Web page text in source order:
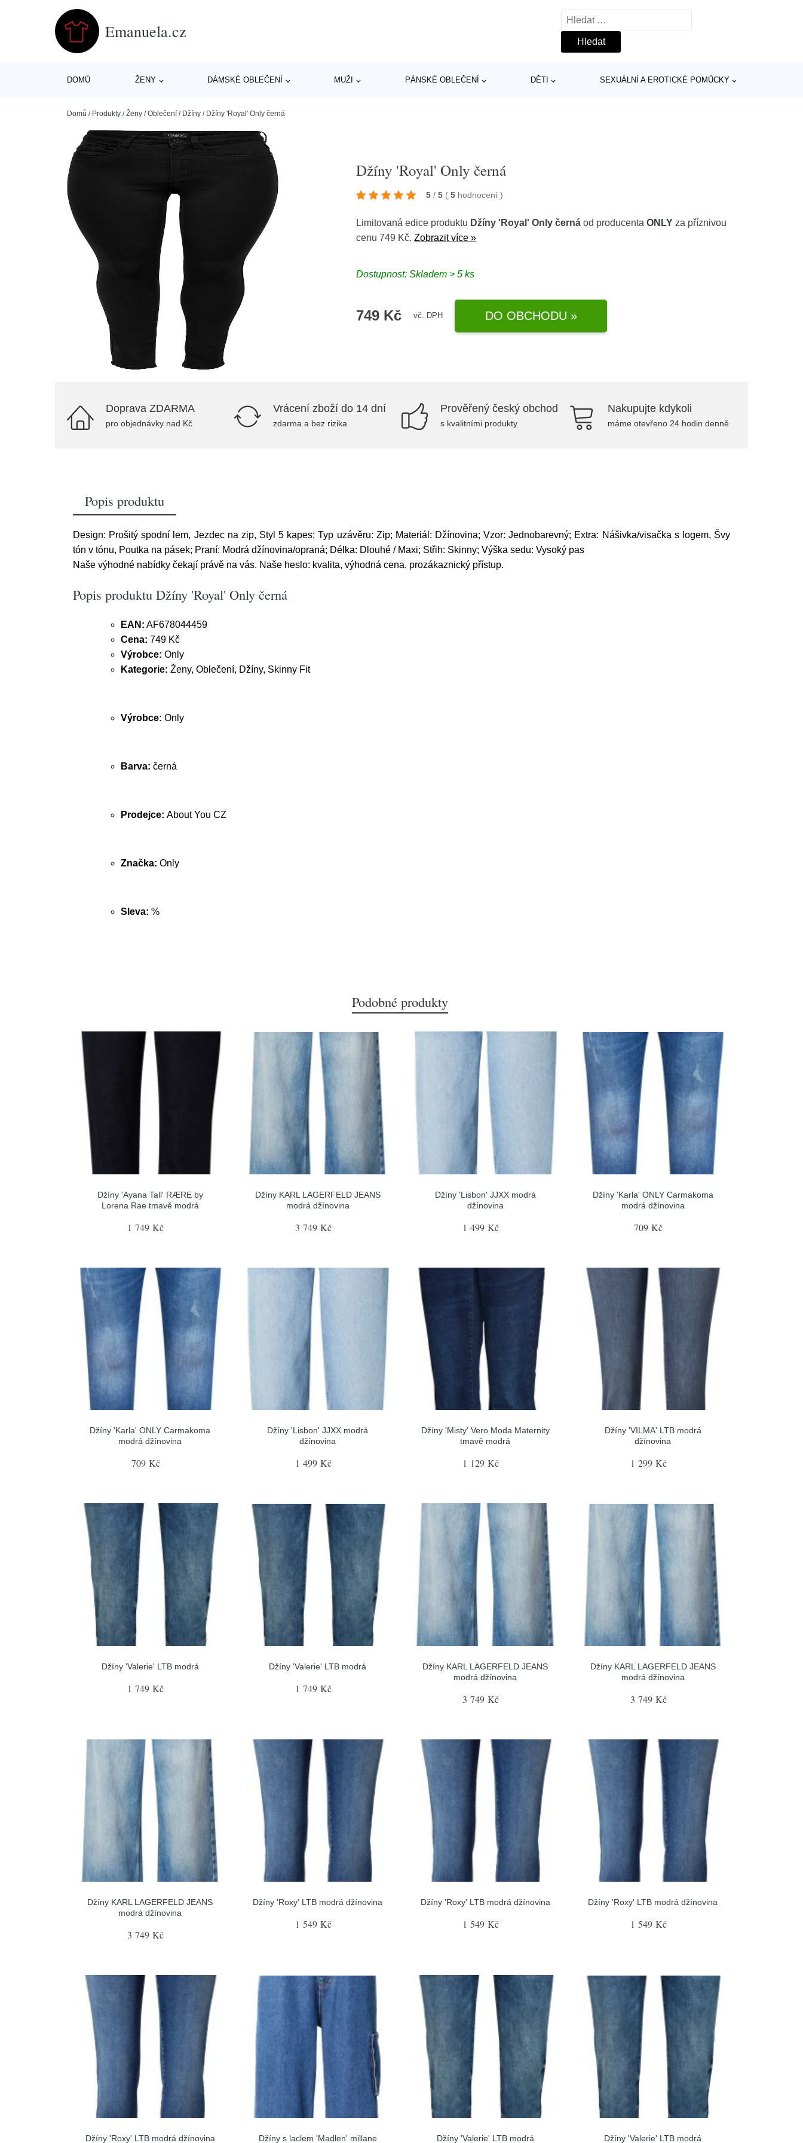
Emanuela.cz
Vyhledávání
DOMŮ ŽENY DÁMSKÉ OBLEČENÍ MUŽI PÁNSKÉ OBLEČENÍ DĚTI SEXUÁLNÍ A EROTICKÉ POMŮCKY
Domů / Produkty /Ženy /Oblečení / Džíny / Džíny 'Royal' Only černá
Džíny 'Royal' Only černá
5 / 5 ( 5 hodnocení)
Limitovaná edice produktu Džíny 'Royal' Only černá od producentaONLY za příznivou
cenu 749 Kč.Zobrazit více »
Dostupnost: Skladem > 5 ks
749 Kč vč. DPH DO OBCHODU »
Doprava ZDARMA
pro objednávky nad Kč
Vrácení zboží do 14 dní
zdarma a bez rizika
Prověřený český obchod
s kvalitními produkty
Nakupujte kdykoli
máme otevřeno 24 hodin denně
Popis produktu
Design: Prošitý spodní lem, Jezdec na zip, Styl 5 kapes; Typ uzávěru: Zip; Materiál: Džínovina; Vzor: Jednobarevný; Extra: Nášivka/visačka s logem, Švy
tón v tónu, Poutka na pásek; Praní: Modrá džínovina/opraná; Délka: Dlouhé / Maxi; Střih: Skinny; Výška sedu: Vysoký pas
Naše výhodné nabídky čekají právě na vás. Naše heslo: kvalita, výhodná cena, prozákaznický přístup.
Popis produktu Džíny 'Royal' Only černá
EAN: AF678044459
Cena: 749 Kč
Výrobce: Only
Kategorie: Ženy, Oblečení, Džíny, Skinny Fit
Výrobce: Only
Barva: černá
Prodejce: About You CZ
Značka: Only
Sleva: %
Podobné produkty
Džíny 'Ayana Tall' RÆRE by
Lorena Rae tmavě modrá
1 749 Kč
Džíny KARL LAGERFELD JEANS
modrá džínovina
3 749 Kč
Džíny 'Lisbon' JJXX modrá
džínovina
1 499 Kč
Džíny 'Karla' ONLY Carmakoma
modrá džínovina
709 Kč
Džíny 'Karla' ONLY Carmakoma
modrá džínovina
709 Kč
Džíny 'Lisbon' JJXX modrá
džínovina
1 499 Kč
Džíny 'Misty' Vero Moda Maternity
tmavě modrá
1 129 Kč
Džíny 'VILMA' LTB modrá
džínovina
1 299 Kč
Džíny 'Valerie' LTB modrá
1 749 Kč
Džíny 'Valerie' LTB modrá
1 749 Kč
Džíny KARL LAGERFELD JEANS
modrá džínovina
3 749 Kč
Džíny KARL LAGERFELD JEANS
modrá džínovina
3 749 Kč
Džíny KARL LAGERFELD JEANS
modrá džínovina
3 749 Kč
Džíny 'Roxy' LTB modrá džínovina
1 549 Kč
Džíny 'Roxy' LTB modrá džínovina
1 549 Kč
Džíny 'Roxy' LTB modrá džínovina
1 549 Kč
Džíny 'Roxy' LTB modrá džínovina Džíny s laclem 'Madlen' millane Džíny 'Valerie' LTB modrá Džíny 'Valerie' LTB modrá